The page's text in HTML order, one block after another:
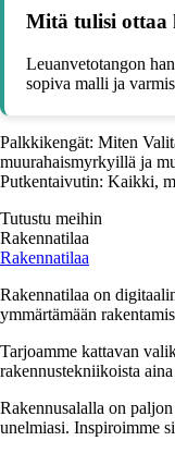
Mitä tulisi ottaa
Leuanvetotangon
sopiva malli ja
Palkkikengät: Miten
muurahaismyrkyillä ja
Putkentaivutin: Kaikki,
Tutustu meihin
Rakennatilaa
Rakennatilaa
Rakennatilaa on
ymmärtämään
Tarjoamme kattavan
rakennustekniikoista
Rakennusalalla on
unelmiasi. Inspiroimme